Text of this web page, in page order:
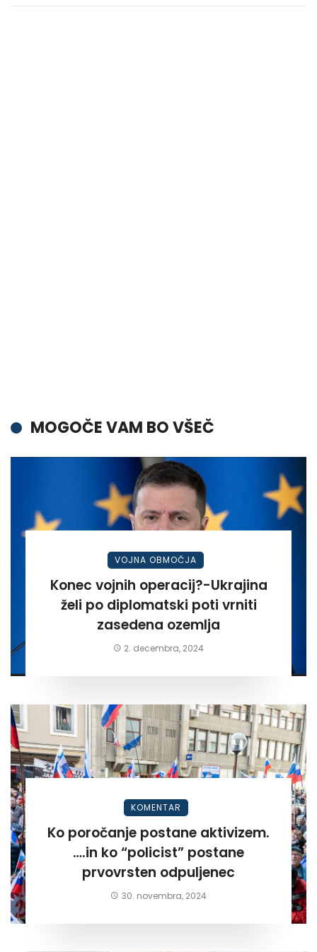
MOGOČE VAM BO VŠEČ
VOJNA OBMOČJA
Konec vojnih operacij?-Ukrajina
želi po diplomatski poti vrniti
zasedena ozemlja
2. decembra, 2024
KOMENTAR
Ko poročanje postane aktivizem.
….in ko “policist” postane
prvovrsten odpuljenec
30. novembra, 2024